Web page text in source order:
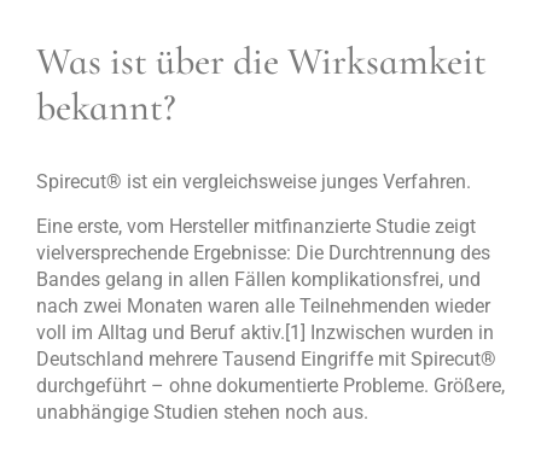
Was ist über die Wirksamkeit
bekannt?
Spirecut® ist ein vergleichsweise junges Verfahren.
Eine erste, vom Hersteller mitfinanzierte Studie zeigt
vielversprechende Ergebnisse: Die Durchtrennung des
Bandes gelang in allen Fällen komplikationsfrei, und
nach zwei Monaten waren alle Teilnehmenden wieder
voll im Alltag und Beruf aktiv.[1] Inzwischen wurden in
Deutschland mehrere Tausend Eingriffe mit Spirecut®
durchgeführt – ohne dokumentierte Probleme. Größere,
unabhängige Studien stehen noch aus.